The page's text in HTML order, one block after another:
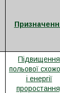
Підвищення
польової
і енергії